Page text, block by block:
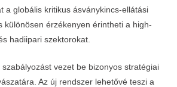
a globális kritikus ásványkincs-ellátási
különösen érzékenyen érintheti a high-
hadiipari szektorokat.
vezet be bizonyos stratégiai
Az új rendszer lehetővé teszi a